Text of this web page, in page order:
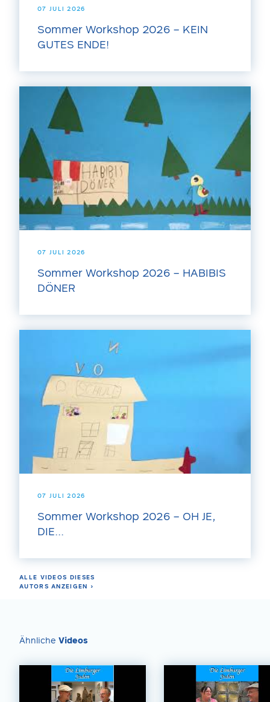
07 JULI 2026
Sommer Workshop 2026 – KEIN
GUTES ENDE!
07 JULI 2026
Sommer Workshop 2026 – HABIBIS
DÖNER
07 JULI 2026
Sommer Workshop 2026 – OH JE,
DIE...
ALLE VIDEOS DIESES
AUTORS ANZEIGEN ›
Ähnliche Videos